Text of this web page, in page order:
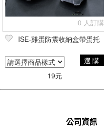
0 人訂購
ISE-雞蛋防震收納盒帶蛋托
選購
19元